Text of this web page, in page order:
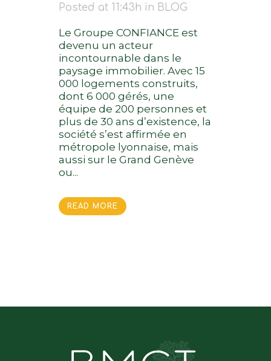
Posted at 11:43h in BLOG
Le Groupe CONFIANCE est
devenu un acteur
incontournable dans le
paysage immobilier. Avec 15
000 logements construits,
dont 6 000 gérés, une
équipe de 200 personnes et
plus de 30 ans d’existence, la
société s’est affirmée en
métropole lyonnaise, mais
aussi sur le Grand Genève
ou...
READ MORE